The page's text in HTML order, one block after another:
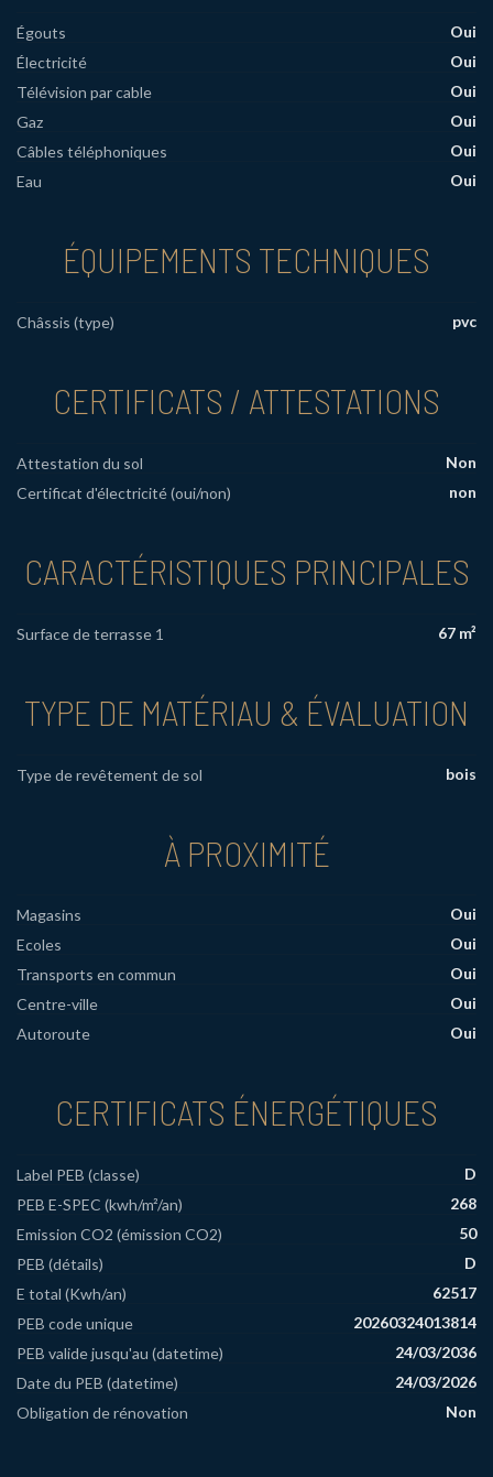
Égouts
Oui
Électricité
Oui
Télévision par cable
Oui
Gaz
Oui
Câbles téléphoniques
Oui
Eau
Oui
ÉQUIPEMENTS TECHNIQUES
Châssis (type) pvc
CERTIFICATS / ATTESTATIONS
Attestation du sol
Non
Certificat d'électricité (oui/non)
non
CARACTÉRISTIQUES PRINCIPALES
Surface de terrasse 1 67 m²
TYPE DE MATÉRIAU & ÉVALUATION
Type de revêtement de sol bois
À PROXIMITÉ
Magasins
Oui
Ecoles
Oui
Transports en commun
Oui
Centre-ville
Oui
Autoroute
Oui
CERTIFICATS ÉNERGÉTIQUES
Label PEB (classe)
D
PEB E-SPEC (kwh/m²/an)
268
Emission CO2 (émission CO2)
50
PEB (détails)
D
E total (Kwh/an)
62517
PEB code unique
20260324013814
PEB valide jusqu'au (datetime)
24/03/2036
Date du PEB (datetime)
24/03/2026
Obligation de rénovation
Non